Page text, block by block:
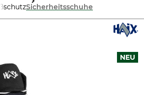
Sicherheitsschuhe
NEU